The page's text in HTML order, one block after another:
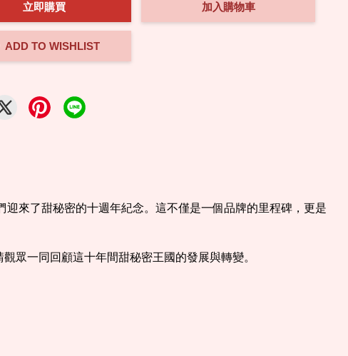
立即購買 加入購物車
ADD TO WISHLIST
來了甜秘密的十週年紀念。這不僅是一個品牌的里程碑，更是
眾一同回顧這十年間甜秘密王國的發展與轉變。